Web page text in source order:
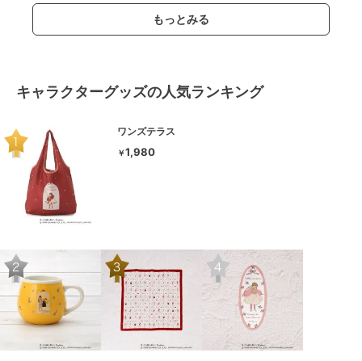
もっとみる
キャラクターグッズの人気ランキング
ワンズテラス
￥1,980